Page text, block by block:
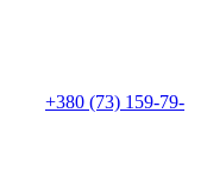
+380 (73) 159-79-